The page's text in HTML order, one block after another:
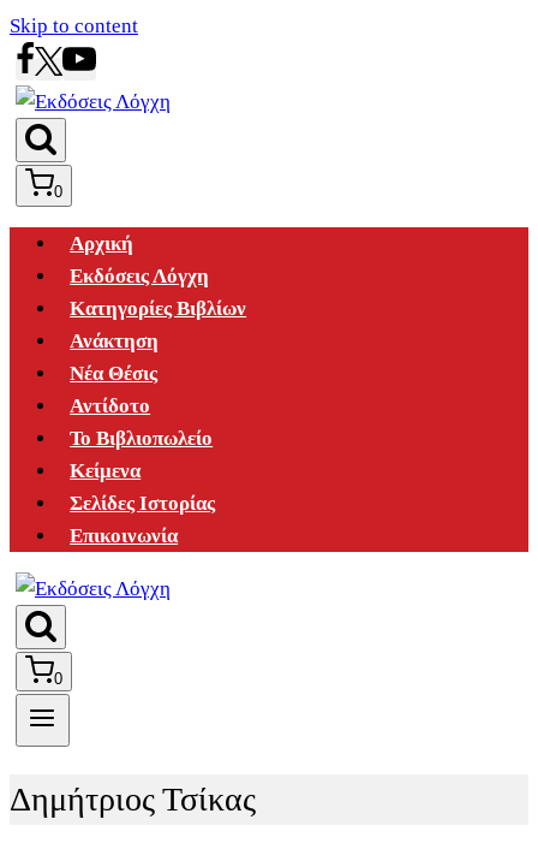
Skip to content
0
Αρχική
Εκδόσεις Λόγχη
Κατηγορίες Βιβλίων
Ανάκτηση
Νέα Θέσις
Αντίδοτο
Το Βιβλιοπωλείο
Κείμενα
Σελίδες Ιστορίας
Επικοινωνία
0
Δημήτριος Τσίκας